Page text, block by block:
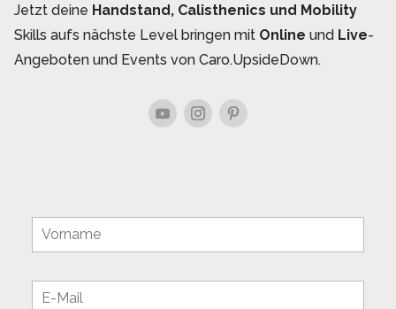
Jetzt deine Handstand, Calisthenics und Mobility
Skills aufs nächste Level bringen mit Online und Live-
Angeboten und Events von Caro.UpsideDown.